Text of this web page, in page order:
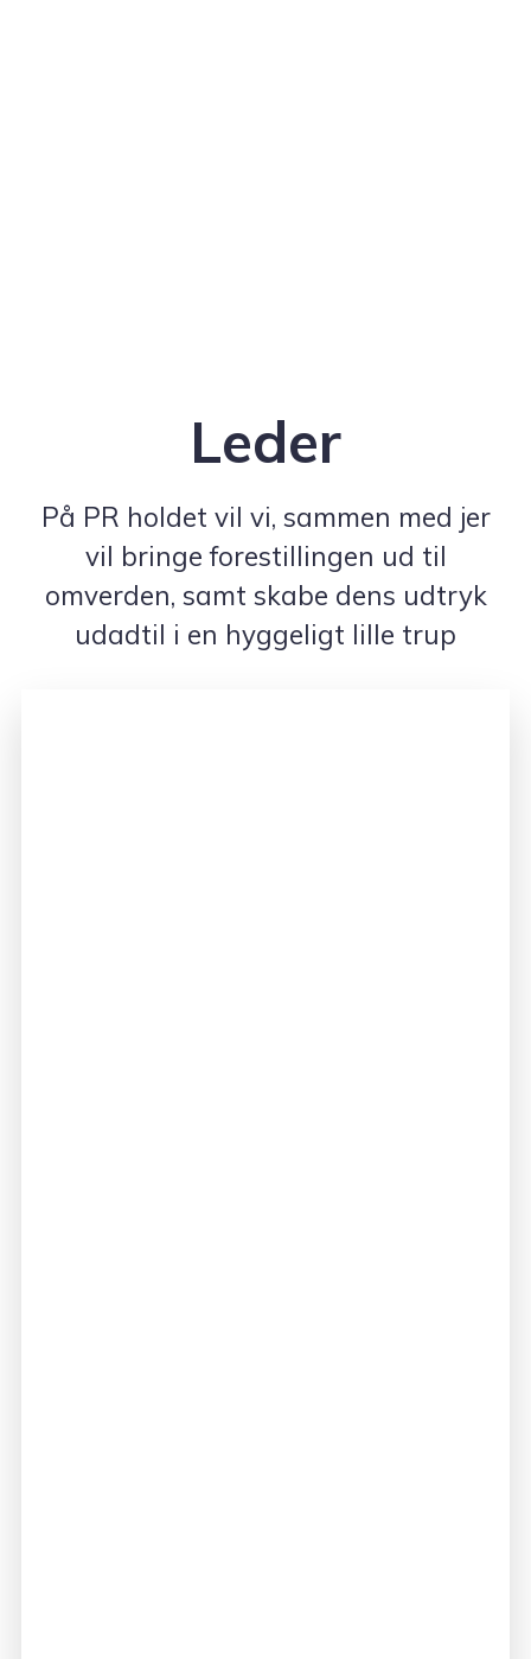
Leder
På PR holdet vil vi, sammen med jer
vil bringe forestillingen ud til
omverden, samt skabe dens udtryk
udadtil i en hyggeligt lille trup